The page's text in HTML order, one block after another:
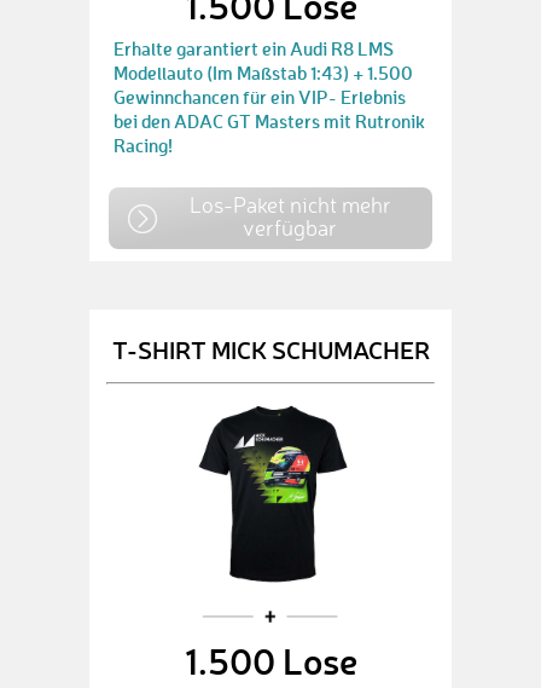
Erhalte garantiert ein Audi R8 LMS
Modellauto (Im Maßstab 1:43) + 1.500
Gewinnchancen für ein VIP- Erlebnis
bei den ADAC GT Masters mit Rutronik
Racing!
Los-Paket nicht mehr
verfügbar
T-SHIRT MICK SCHUMACHER
1.500 Lose